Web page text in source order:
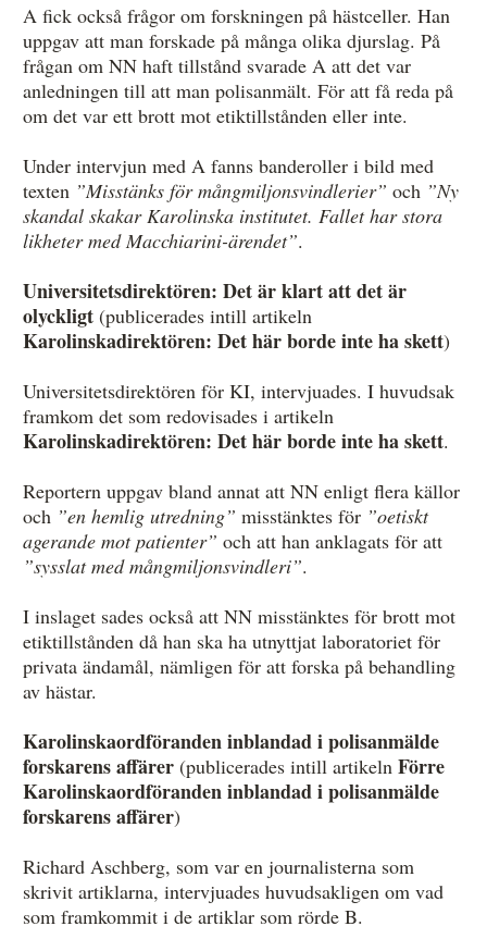
A fick också frågor om forskningen på hästceller. Han
uppgav att man forskade på många olika djurslag. På
frågan om NN haft tillstånd svarade A att det var
anledningen till att man polisanmält. För att få reda på
om det var ett brott mot etiktillstånden eller inte.
Under intervjun med A fanns banderoller i bild med
texten ”Misstänks för mångmiljonsvindlerier” och ”Ny
skandal skakar Karolinska institutet. Fallet har stora
likheter med Macchiarini-ärendet”.
Universitetsdirektören: Det är klart att det är
olyckligt (publicerades intill artikeln
Karolinskadirektören: Det här borde inte ha skett)
Universitetsdirektören för KI, intervjuades. I huvudsak
framkom det som redovisades i artikeln
Karolinskadirektören: Det här borde inte ha skett.
Reportern uppgav bland annat att NN enligt flera källor
och ”en hemlig utredning” misstänktes för ”oetiskt
agerande mot patienter” och att han anklagats för att
”sysslat med mångmiljonsvindleri”.
I inslaget sades också att NN misstänktes för brott mot
etiktillstånden då han ska ha utnyttjat laboratoriet för
privata ändamål, nämligen för att forska på behandling
av hästar.
Karolinskaordföranden inblandad i polisanmälde
forskarens affärer (publicerades intill artikeln Förre
Karolinskaordföranden inblandad i polisanmälde
forskarens affärer)
Richard Aschberg, som var en journalisterna som
skrivit artiklarna, intervjuades huvudsakligen om vad
som framkommit i de artiklar som rörde B.